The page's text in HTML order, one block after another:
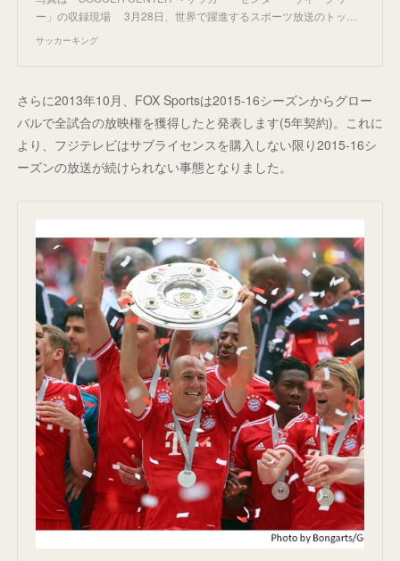
ー」の収録現場 3月28日、世界で躍進するスポーツ放送のトッ…
サッカーキング
さらに2013年10月、FOX Sportsは2015-16シーズンからグロー
バルで全試合の放映権を獲得したと発表します(5年契約)。これに
より、フジテレビはサブライセンスを購入しない限り2015-16シ
ーズンの放送が続けられない事態となりました。